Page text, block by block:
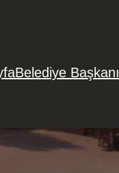
Belediye Başkanı